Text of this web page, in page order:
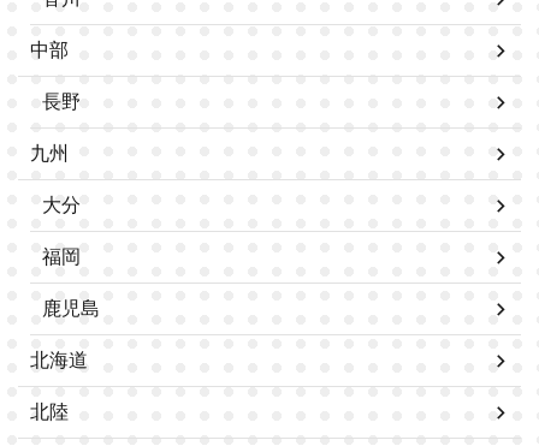
中部
長野
九州
大分
福岡
鹿児島
北海道
北陸